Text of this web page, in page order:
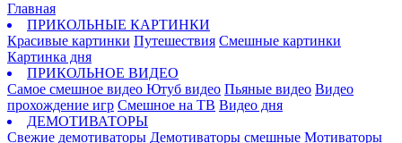
Главная
ПРИКОЛЬНЫЕ КАРТИНКИ
Красивые картинки Путешествия Смешные картинки
Картинка дня
ПРИКОЛЬНОЕ ВИДЕО
Самое смешное видео Ютуб видео Пьяные видео Видео
прохождение игр Смешное на ТВ Видео дня
ДЕМОТИВАТОРЫ
Свежие демотиваторы Демотиваторы смешные Мотиваторы